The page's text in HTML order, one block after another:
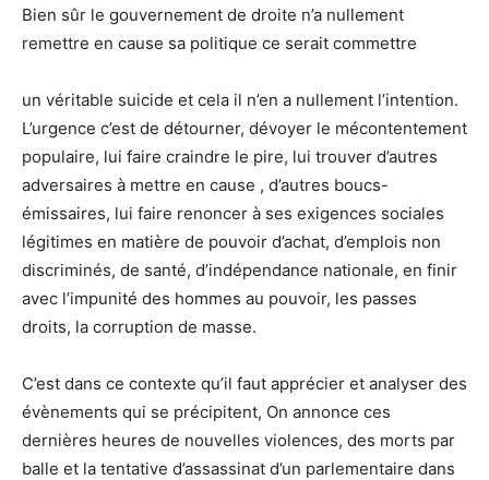
Bien sûr le gouvernement de droite n’a nullement
remettre en cause sa politique ce serait commettre
un véritable suicide et cela il n’en a nullement l’intention.
L’urgence c’est de détourner, dévoyer le mécontentement
populaire, lui faire craindre le pire, lui trouver d’autres
adversaires à mettre en cause , d’autres boucs-
émissaires, lui faire renoncer à ses exigences sociales
légitimes en matière de pouvoir d’achat, d’emplois non
discriminés, de santé, d’indépendance nationale, en finir
avec l’impunité des hommes au pouvoir, les passes
droits, la corruption de masse.
C’est dans ce contexte qu’il faut apprécier et analyser des
évènements qui se précipitent, On annonce ces
dernières heures de nouvelles violences, des morts par
balle et la tentative d’assassinat d’un parlementaire dans